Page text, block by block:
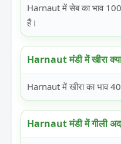
Harnaut में सेब का भाव
हैं।
Harnaut मंडी में खीरा
Harnaut में खीरा का भाव
Harnaut मंडी में गीली